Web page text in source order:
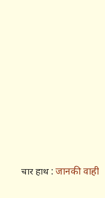
चार हाथ : जानकी वाही